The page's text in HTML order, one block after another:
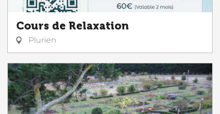
Cours de Relaxation
Plurien